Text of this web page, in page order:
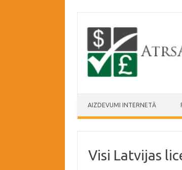
AIZDEVUMI INTERNETĀ
Visi Latvijas